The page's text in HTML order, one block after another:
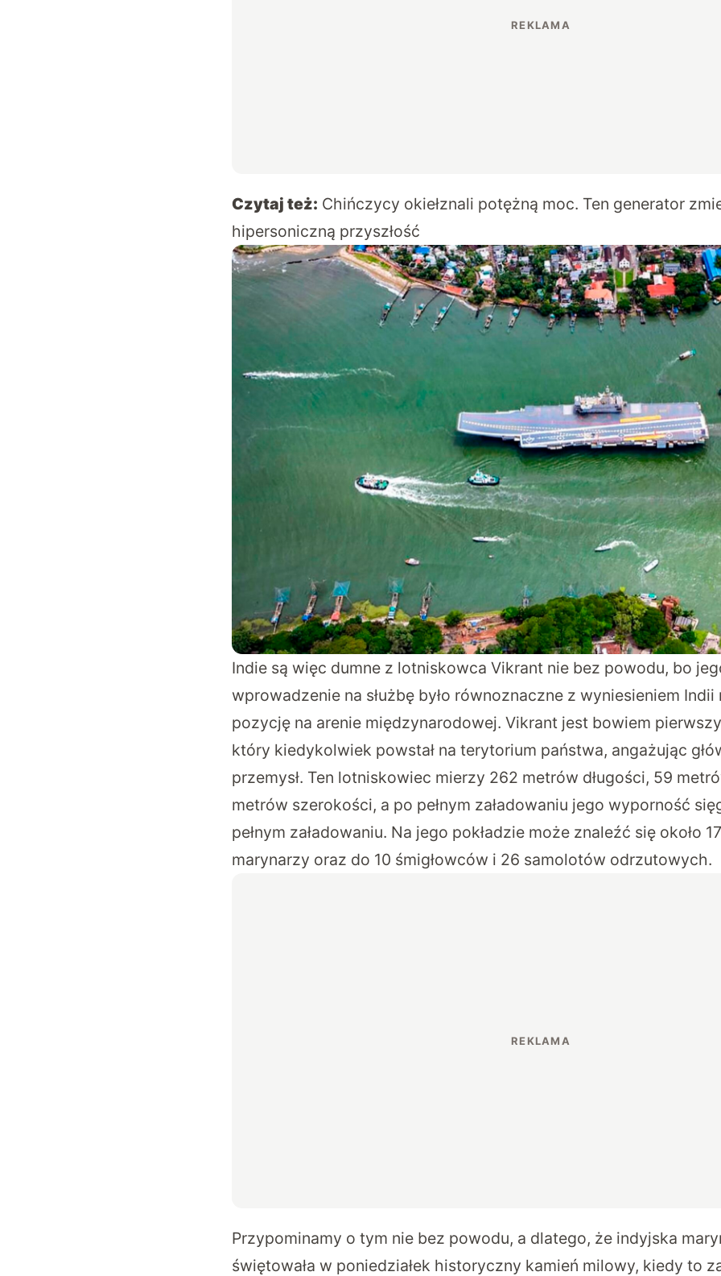
Czytaj też: Chińczycy okiełznali potężną moc. Ten generator
hipersoniczną przyszłość
Indie są więc dumne z lotniskowca Vikrant nie bez powodu, bo
wprowadzenie na służbę było równoznaczne z wyniesieniem Indii
pozycję na arenie międzynarodowej. Vikrant jest bowiem
który kiedykolwiek powstał na terytorium państwa, angażując
przemysł. Ten lotniskowiec mierzy 262 metrów długości, 59
metrów szerokości, a po pełnym załadowaniu jego wyporność
pełnym załadowaniu. Na jego pokładzie może znaleźć się około
marynarzy oraz do 10 śmigłowców i 26 samolotów odrzutowych.
Przypominamy o tym nie bez powodu, a dlatego, że indyjska
świętowała w poniedziałek historyczny kamień milowy, kiedy to